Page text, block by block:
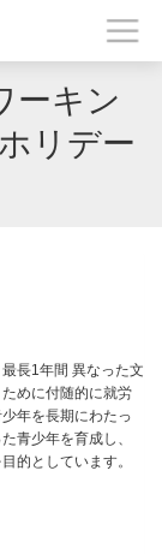
ーキン
リデー
長1年間 異なった文
めに付随的に就労
年を長期にわたっ
青少年を育成し、
的としています。